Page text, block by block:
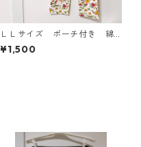
ＬＬサイズ ポーチ付き 綿
１００％ 花柄 トラベルパ
ジャマ ホワイト KAE-4578
¥1,500